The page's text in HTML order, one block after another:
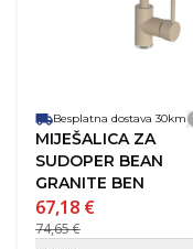
Besplatna dostava 30km
MIJEŠALICA ZA
SUDOPER BEAN
GRANITE BEN
67,18 €
74,65 €